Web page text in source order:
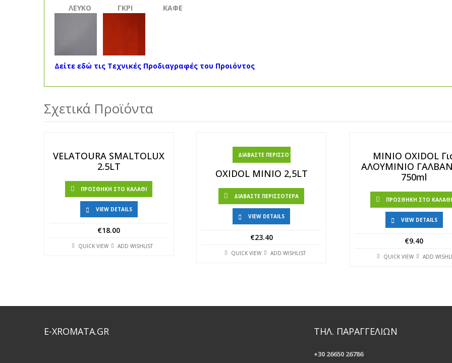
ΛΕΥΚΟ ΓΚΡΙ ΚΑΦΕ
Δείτε εδώ τις Τεχνικές Προδιαγραφές του Προιόντος
Σχετικά Προϊόντα
VELATOURA SMALTOLUX
2.5LT
ΠΡΟΣΘΉΚΗ ΣΤΟ ΚΑΛΆΘΙ
VIEW DETAILS
€18.00
QUICK VIEW ADD WISHLIST
ΔΙΑΒΆΣΤΕ ΠΕΡΙΣΣΌΤΕΡΑ
OXIDOL ΜΙΝΙΟ 2,5LT
ΔΙΑΒΆΣΤΕ ΠΕΡΙΣΣΌΤΕΡΑ
VIEW DETAILS
€23.40
QUICK VIEW ADD WISHLIST
ΜΙΝΙΟ OXIDOL
AΛOYMINIO
750ml
ΠΡΟΣΘΉΚΗ ΣΤΟ ΚΑΛΆΘΙ
VIEW DETAILS
€9.40
QUICK VIEW ADD
E-XROMATA.GR ΤΗΛ. ΠΑΡΑΓΓΕΛΙΩΝ
+30 26650 26786